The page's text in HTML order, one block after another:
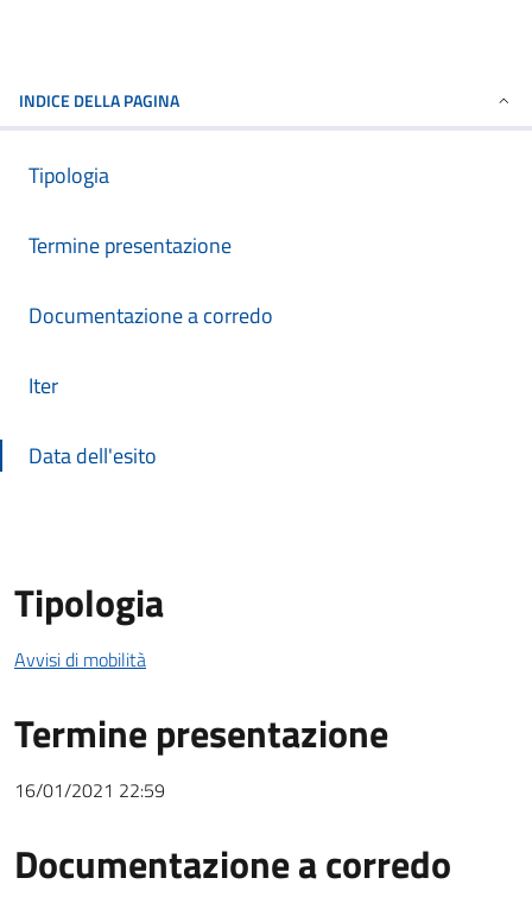
INDICE DELLA PAGINA
Tipologia
Termine presentazione
Documentazione a corredo
Iter
Data dell'esito
Tipologia
Avvisi di mobilità
Termine presentazione
16/01/2021 22:59
Documentazione a corredo